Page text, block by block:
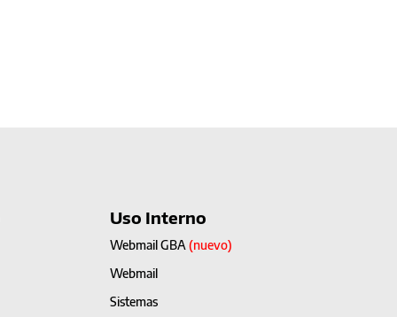
Uso Interno
Webmail GBA (nuevo)
Webmail
Sistemas